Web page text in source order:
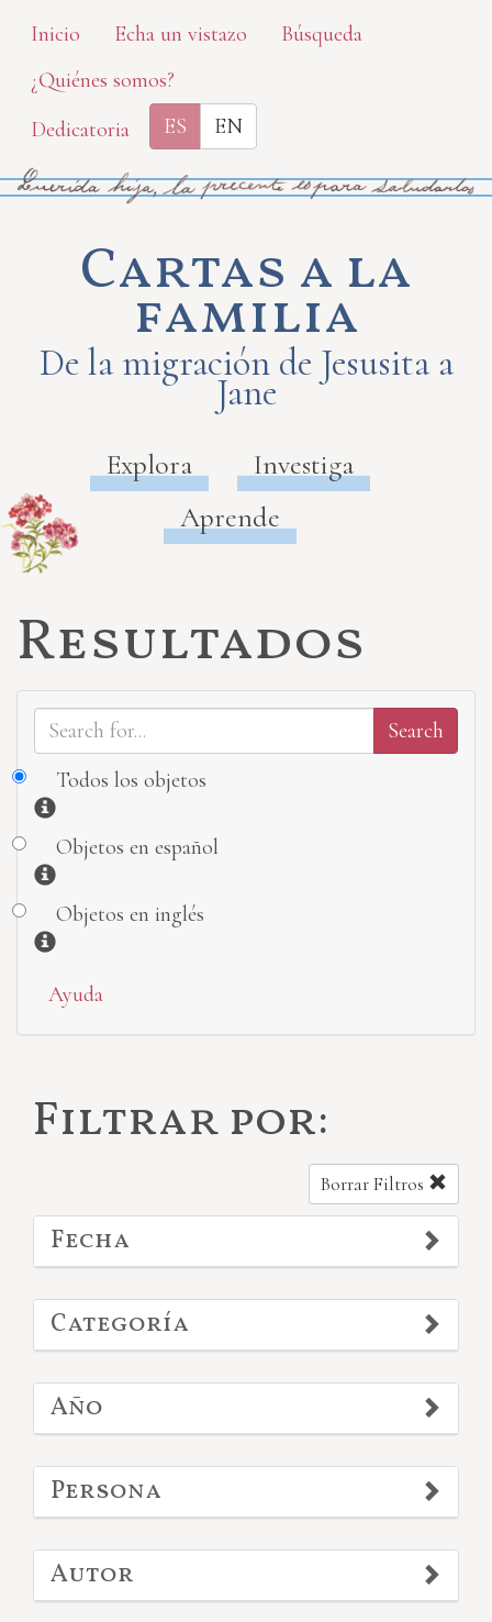
Skip
main
content
Inicio Echa un vistazo
Búsqueda
¿Quiénes somos?
Dedicatoria
ES EN
Cartas a la
familia
De la migración de Jesusita a
Jane
Explora
Investiga
Aprende
Resultados
Todos los objetos
Información
Objetos en español
Información
Objetos en inglés
Información
Ayuda
Filtrar por:
Borrar Filtros
Fecha
Categoría
Año
Persona
Autor